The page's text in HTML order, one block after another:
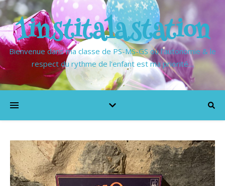
1institalastation
Bienvenue dans ma classe de PS-MS-GS où l'autonomie & le
respect du rythme de l'enfant est ma priorité…